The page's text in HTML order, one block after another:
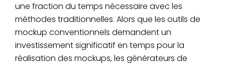
une fraction du temps nécessaire avec les
méthodes traditionnelles. Alors que les outils de
mockup conventionnels demandent un
investissement significatif en temps pour la
réalisation des mockups, les générateurs de